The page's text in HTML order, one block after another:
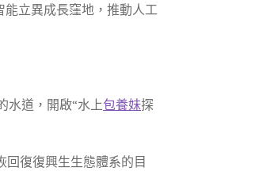
能立異成長窪地，推動人工
水道，開啟“水上包養妹探
復復興生生態體系的目